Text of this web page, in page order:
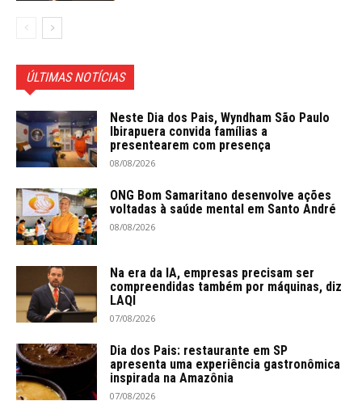
ÚLTIMAS NOTÍCIAS
Neste Dia dos Pais, Wyndham São Paulo
Ibirapuera convida famílias a
presentearem com presença
08/08/2026
ONG Bom Samaritano desenvolve ações
voltadas à saúde mental em Santo André
08/08/2026
Na era da IA, empresas precisam ser
compreendidas também por máquinas, diz
LAQI
07/08/2026
Dia dos Pais: restaurante em SP
apresenta uma experiência gastronômica
inspirada na Amazônia
07/08/2026